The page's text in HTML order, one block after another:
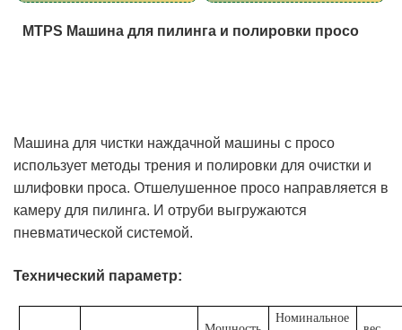
MTPS Машина для пилинга и полировки просо
Машина для чистки наждачной машины с просо
использует методы трения и полировки для очистки и
шлифовки проса. Отшелушенное просо направляется в
камеру для пилинга. И отруби выгружаются
пневматической системой.
Технический параметр:
Номинальное